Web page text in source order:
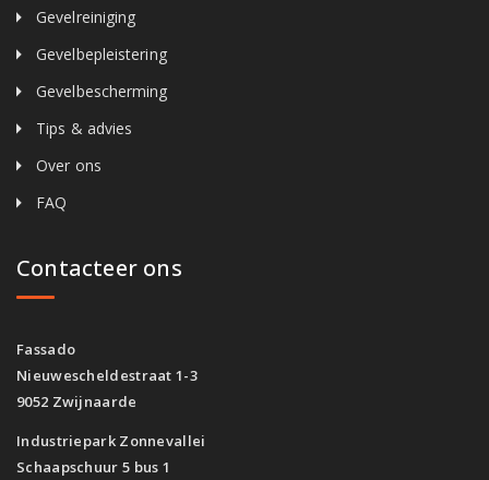
Gevelreiniging
Gevelbepleistering
Gevelbescherming
Tips & advies
Over ons
FAQ
Contacteer ons
Fassado
Nieuwescheldestraat 1-3
9052 Zwijnaarde
Industriepark Zonnevallei
Schaapschuur 5 bus 1